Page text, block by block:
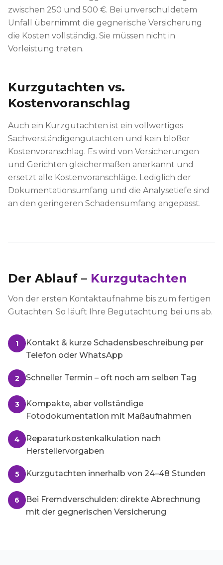
zwischen 250 und 500 €. Bei unverschuldetem
Unfall übernimmt die gegnerische Versicherung
die Kosten vollständig. Sie müssen nicht in
Vorleistung treten.
Kurzgutachten vs.
Kostenvoranschlag
Auch ein Kurzgutachten ist ein vollwertiges
Sachverständigengutachten und kein bloßer
Kostenvoranschlag. Es wird von Versicherungen
und Gerichten gleichermaßen anerkannt und
ersetzt alle Kostenvoranschläge. Lediglich der
Dokumentationsumfang und die Analysetiefe sind
an den geringeren Schadensumfang angepasst.
Der Ablauf – Kurzgutachten
Von der ersten Kontaktaufnahme bis zum fertigen
Gutachten: So läuft Ihre Begutachtung bei uns ab.
1
Kontakt & kurze Schadensbeschreibung per
Telefon oder WhatsApp
2 Schneller Termin – oft noch am selben Tag
3
Kompakte, aber vollständige
Fotodokumentation mit Maßaufnahmen
4
Reparaturkostenkalkulation nach
Herstellervorgaben
5 Kurzgutachten innerhalb von 24–48 Stunden
6
Bei Fremdverschulden: direkte Abrechnung
mit der gegnerischen Versicherung